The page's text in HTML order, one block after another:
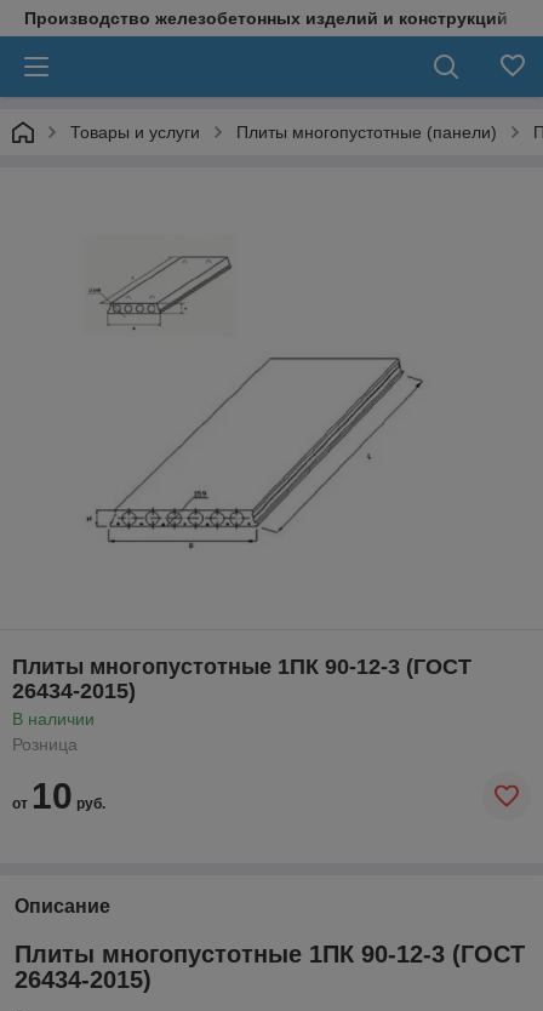
Производство железобетонных изделий и конструкций
Товары и услуги Плиты многопустотные (панели)
Плиты многопустотные 1ПК 90-12-3 (ГОСТ
26434-2015)
В наличии
Розница
от 10 руб.
Описание
Плиты многопустотные 1ПК 90-12-3 (ГОСТ
26434-2015)